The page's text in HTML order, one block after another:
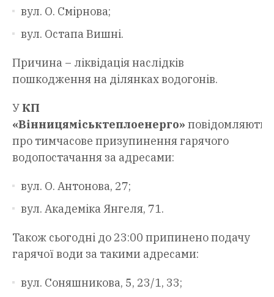
вул. О. Смірнова;
вул. Остапа Вишні.
Причина – ліквідація наслідків
пошкодження на ділянках водогонів.
У КП
«Вінницяміськтеплоенерго» повідомляють
про тимчасове призупинення гарячого
водопостачання за адресами:
вул. О. Антонова, 27;
вул. Академіка Янгеля, 71.
Також сьогодні до 23:00 припинено подачу
гарячої води за такими адресами:
вул. Соняшникова, 5, 23/1, 33;